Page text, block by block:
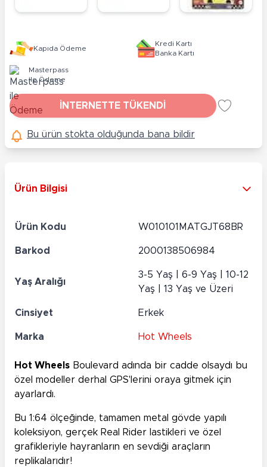
Kapıda Ödeme
Kredi Kartı
Banka Kartı
Masterpass
ile Ödeme
İNTERNETTE TÜKENDİ
Bu ürün stokta olduğunda bana bildir
Ürün Bilgisi
Ürün Kodu W010101MATGJT68BR
Barkod 2000138506984
Yaş Aralığı
3-5 Yaş | 6-9 Yaş | 10-12
Yaş | 13 Yaş ve Üzeri
Cinsiyet Erkek
Marka Hot Wheels
Hot Wheels Boulevard adında bir cadde olsaydı bu
özel modeller derhal GPS'lerini oraya gitmek için
ayarlardı.
Bu 1:64 ölçeğinde, tamamen metal gövde yapılı
koleksiyon, gerçek Real Rider lastikleri ve özel
grafikleriyle hayranların en sevdiği araçların
replikalarıdır!